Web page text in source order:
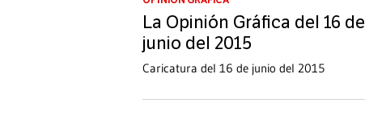
La Opinión Gráfica del 16 de
junio del 2015
Caricatura del 16 de junio del 2015